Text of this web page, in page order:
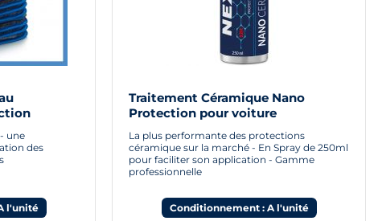
une
des
l'unité
Traitement Céramique Nano
Protection pour voiture
La plus performante des protections
céramique sur la marché - En Spray de 250ml
pour faciliter son application - Gamme
professionnelle
Conditionnement : A l'unité